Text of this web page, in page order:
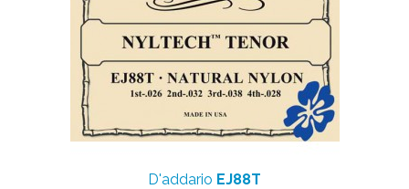
D'addario EJ88T